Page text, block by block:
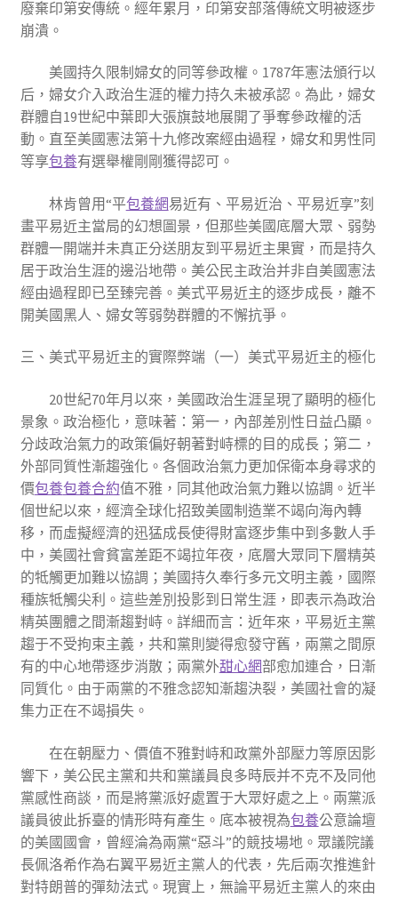
廢棄印第安傳統。經年累月，印第安部落傳統文明被逐步
崩潰。
美國持久限制婦女的同等參政權。1787年憲法頒行以
后，婦女介入政治生涯的權力持久未被承認。為此，婦女
群體自19世紀中葉即大張旗鼓地展開了爭奪參政權的活
動。直至美國憲法第十九修改案經由過程，婦女和男性同
等享包養有選舉權剛剛獲得認可。
林肯曾用“平包養網易近有、平易近治、平易近享”刻
畫平易近主當局的幻想圖景，但那些美國底層大眾、弱勢
群體一開端并未真正分送朋友到平易近主果實，而是持久
居于政治生涯的邊沿地帶。美公民主政治并非自美國憲法
經由過程即已至臻完善。美式平易近主的逐步成長，離不
開美國黑人、婦女等弱勢群體的不懈抗爭。
三、美式平易近主的實際弊端（一）美式平易近主的極化
20世紀70年月以來，美國政治生涯呈現了顯明的極化
景象。政治極化，意味著：第一，內部差別性日益凸顯。
分歧政治氣力的政策偏好朝著對峙標的目的成長；第二，
外部同質性漸趨強化。各個政治氣力更加保衛本身尋求的
價包養包養合約值不雅，同其他政治氣力難以協調。近半
個世紀以來，經濟全球化招致美國制造業不竭向海內轉
移，而虛擬經濟的迅猛成長使得財富逐步集中到多數人手
中，美國社會貧富差距不竭拉年夜，底層大眾同下層精英
的牴觸更加難以協調；美國持久奉行多元文明主義，國際
種族牴觸尖利。這些差別投影到日常生涯，即表示為政治
精英團體之間漸趨對峙。詳細而言：近年來，平易近主黨
趨于不受拘束主義，共和黨則變得愈發守舊，兩黨之間原
有的中心地帶逐步消散；兩黨外甜心網部愈加連合，日漸
同質化。由于兩黨的不雅念認知漸趨決裂，美國社會的凝
集力正在不竭損失。
在在朝壓力、價值不雅對峙和政黨外部壓力等原因影
響下，美公民主黨和共和黨議員良多時辰并不克不及同他
黨感性商談，而是將黨派好處置于大眾好處之上。兩黨派
議員彼此拆臺的情形時有產生。底本被視為包養公意論壇
的美國國會，曾經淪為兩黨“惡斗”的競技場地。眾議院議
長佩洛希作為右翼平易近主黨人的代表，先后兩次推進針
對特朗普的彈劾法式。現實上，無論平易近主黨人的來由